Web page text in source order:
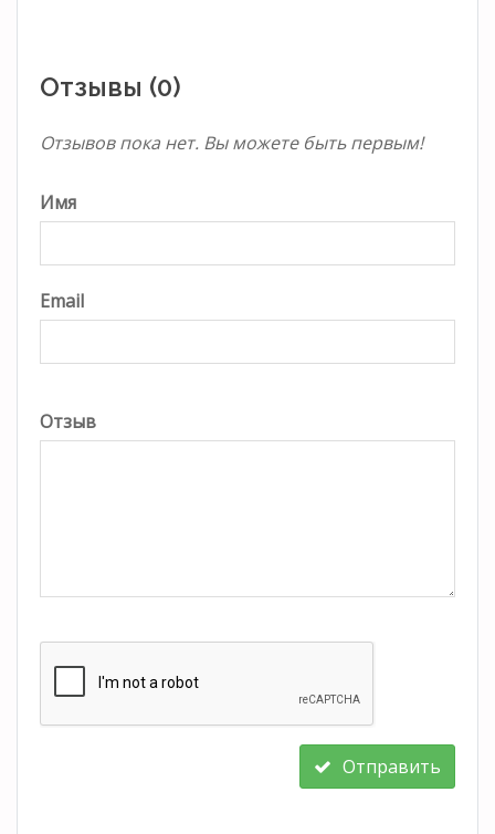
Отзывы (0)
Отзывов пока нет. Вы можете быть первым!
Имя
Email
Отзыв
Отправить